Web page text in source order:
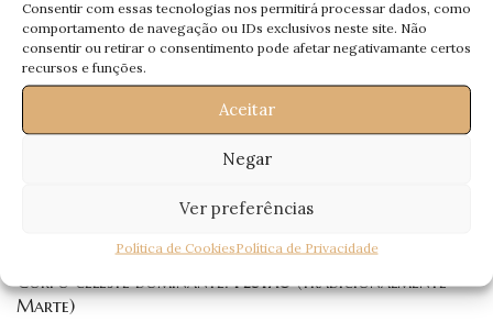
Consentir com essas tecnologias nos permitirá processar dados, como
comportamento de navegação ou IDs exclusivos neste site. Não
consentir ou retirar o consentimento pode afetar negativamante certos
recursos e funções.
Aceitar
Negar
Ver preferências
Política de CookiesPolítica de Privacidade
Profissional:projectos. Financeiramente está estável.
Saúde:
Controle estados depressivos.
Escorpião
23 Outubro – 21 Novembro
Corpo celeste dominante:Plutão(tradicionalmente
Marte)